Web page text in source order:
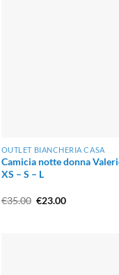
OUTLET BIANCHERIA CASA
Camicia notte donna
XS – S – L
€35.00 Il
€23.00Il